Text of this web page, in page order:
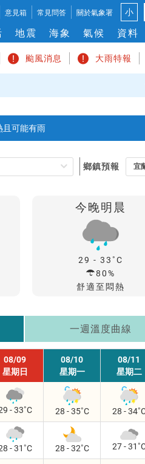
意見箱 常見問答 關於氣象署 小
地震 海象 氣候 資料
颱風消息 大雨特報
且可能有雨
鄉鎮預報
今晚明晨
29 - 33
80%
舒適至悶熱
一週溫度曲線
08/09
星期日
08/10
星期一
08/11
星期二
- 33 28 - 35 28 - 34
- 31 28 - 32 27 - 31